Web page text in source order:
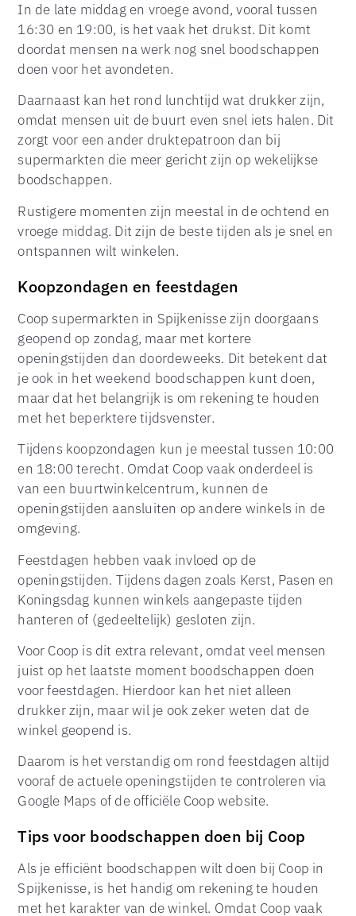
In de late middag en vroege avond, vooral tussen
16:30 en 19:00, is het vaak het drukst. Dit komt
doordat mensen na werk nog snel boodschappen
doen voor het avondeten.
Daarnaast kan het rond lunchtijd wat drukker zijn,
omdat mensen uit de buurt even snel iets halen. Dit
zorgt voor een ander druktepatroon dan bij
supermarkten die meer gericht zijn op wekelijkse
boodschappen.
Rustigere momenten zijn meestal in de ochtend en
vroege middag. Dit zijn de beste tijden als je snel en
ontspannen wilt winkelen.
Koopzondagen en feestdagen
Coop supermarkten in Spijkenisse zijn doorgaans
geopend op zondag, maar met kortere
openingstijden dan doordeweeks. Dit betekent dat
je ook in het weekend boodschappen kunt doen,
maar dat het belangrijk is om rekening te houden
met het beperktere tijdsvenster.
Tijdens koopzondagen kun je meestal tussen 10:00
en 18:00 terecht. Omdat Coop vaak onderdeel is
van een buurtwinkelcentrum, kunnen de
openingstijden aansluiten op andere winkels in de
omgeving.
Feestdagen hebben vaak invloed op de
openingstijden. Tijdens dagen zoals Kerst, Pasen en
Koningsdag kunnen winkels aangepaste tijden
hanteren of (gedeeltelijk) gesloten zijn.
Voor Coop is dit extra relevant, omdat veel mensen
juist op het laatste moment boodschappen doen
voor feestdagen. Hierdoor kan het niet alleen
drukker zijn, maar wil je ook zeker weten dat de
winkel geopend is.
Daarom is het verstandig om rond feestdagen altijd
vooraf de actuele openingstijden te controleren via
Google Maps of de officiële Coop website.
Tips voor boodschappen doen bij Coop
Als je efficiënt boodschappen wilt doen bij Coop in
Spijkenisse, is het handig om rekening te houden
met het karakter van de winkel. Omdat Coop vaak